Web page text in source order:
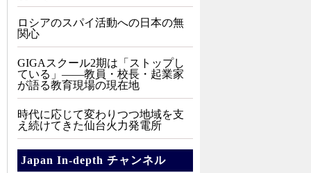
ロシアのスパイ活動への日本の無
関心
GIGAスクール2期は「ストップし
ている」——教員・校長・起業家
が語る教育現場の現在地
時代に応じて変わりつつ地域を支
え続けてきた仙台火力発電所
Japan In-depth チャンネル